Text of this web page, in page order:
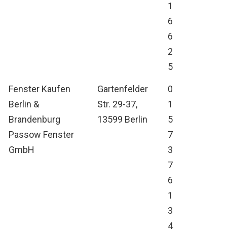
1
6
6
2
5
Fenster Kaufen
Berlin &
Brandenburg
Passow Fenster
GmbH
Gartenfelder
Str. 29-37,
13599 Berlin
0
1
5
7
3
7
6
1
3
4